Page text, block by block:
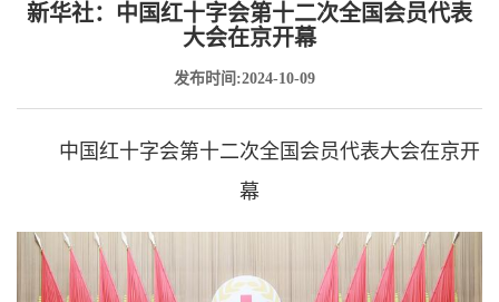
新华社：中国红十字会第十二次全国会员代表
大会在京开幕
发布时间:2024-10-09
中国红十字会第十二次全国会员代表大会在京开
幕